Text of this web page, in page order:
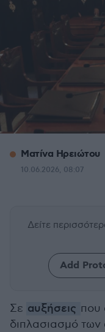
Ματίνα Ηρειώτου
10.06.2026, 08:07
Δείτε
Add
Σε αυξήσεις που
διπλασιασμό